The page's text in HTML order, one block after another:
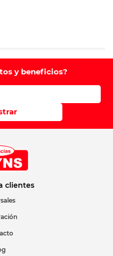
1 a 5 estrellas
y beneficios?
clientes